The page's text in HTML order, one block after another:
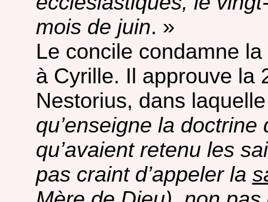
mois de juin. »
Le concile condamne
à Cyrille. Il approuve la
Nestorius, dans
qu’enseigne la
qu’avaient retenu les
pas craint d’appeler la